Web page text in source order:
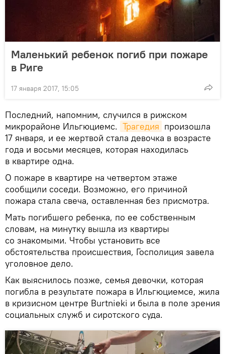
Маленький ребенок погиб при пожаре
в Риге
17 января 2017, 15:05
Последний, напомним, случился в рижском
микрорайоне Ильгюциемс. Трагедия произошла
17 января, и ее жертвой стала девочка в возрасте
года и восьми месяцев, которая находилась
в квартире одна.
О пожаре в квартире на четвертом этаже
сообщили соседи. Возможно, его причиной
пожара стала свеча, оставленная без присмотра.
Мать погибшего ребенка, по ее собственным
словам, на минутку вышла из квартиры
со знакомыми. Чтобы установить все
обстоятельства происшествия, Госполиция завела
уголовное дело.
Как выяснилось позже, семья девочки, которая
погибла в результате пожара в Ильгюциемсе, жила
в кризисном центре Burtnieki и была в поле зрения
социальных служб и сиротского суда.